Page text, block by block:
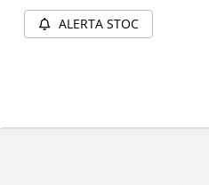
ALERTA STOC